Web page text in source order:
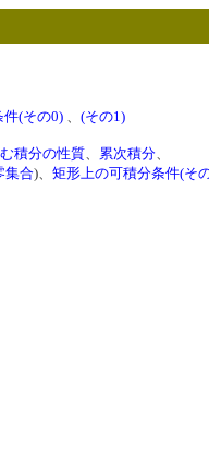
件(その0) (その1)
積分の性質 累次積分
集合)、 矩形上の可積分条件(そ